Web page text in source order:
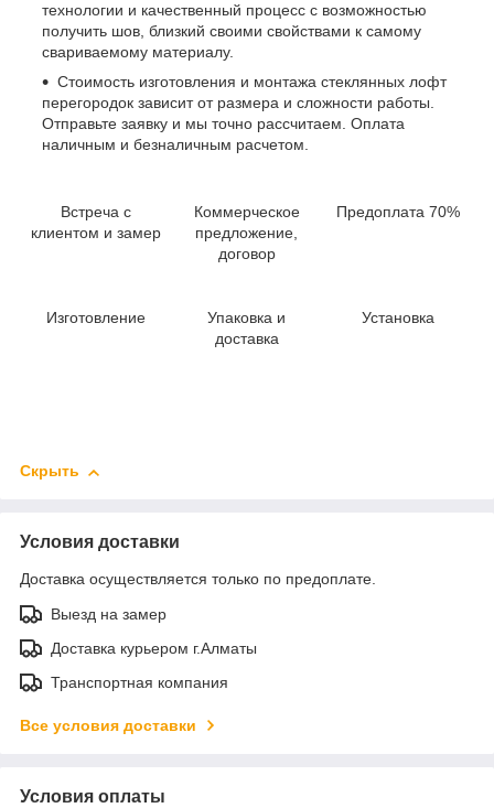
технологии и качественный процесс с возможностью
получить шов, близкий своими свойствами к самому
свариваемому материалу.
Стоимость изготовления и монтажа стеклянных лофт
перегородок зависит от размера и сложности работы.
Отправьте заявку и мы точно рассчитаем. Оплата
наличным и безналичным расчетом.
Встреча с
клиентом и замер
Коммерческое
предложение,
договор
Предоплата 70%
Изготовление
Упаковка и
доставка
Установка
Скрыть
Условия доставки
Доставка осуществляется только по предоплате.
Выезд на замер
Доставка курьером г.Алматы
Транспортная компания
Все условия доставки
Условия оплаты